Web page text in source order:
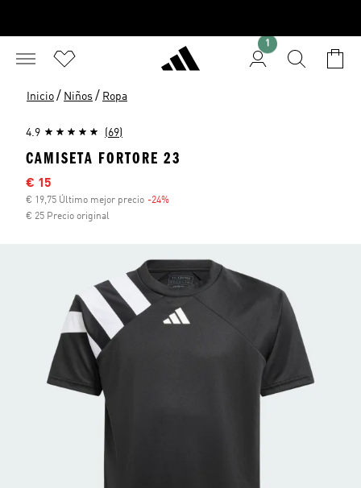
1
Inicio / Niños / Ropa
4.9 (69)
CAMISETA FORTORE 23
Precio rebajado
€ 15
€ 19,75 Último mejor precio -24%
€ 25 Precio original